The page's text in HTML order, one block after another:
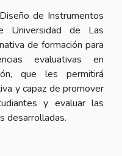
de Instrumentos
Universidad de Las
de formación para
evaluativas en
que les permitirá
y capaz de promover
y evaluar las
desarrolladas.